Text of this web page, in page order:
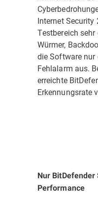
Internet Security
Testbereich sehr
Würmer,
die Software nur
Fehlalarm aus.
erreichte
Erkennungsrate
Nur
Performance